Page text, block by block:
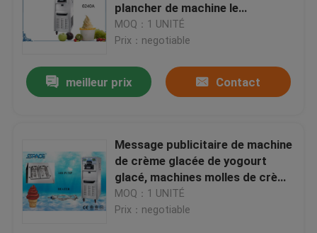
Au sujet de nous
Visite d'usine
Contactez-nous
nouvelles
plancher de machine le
dépassement élevé
MOQ：1 UNITÉ
Prix：negotiable
meilleur prix Contact
Message publicitaire de machine
de crème glacée de yogourt
glacé, machines molles de crème
glacée de service de restaurant
MOQ：1 UNITÉ
Prix：negotiable